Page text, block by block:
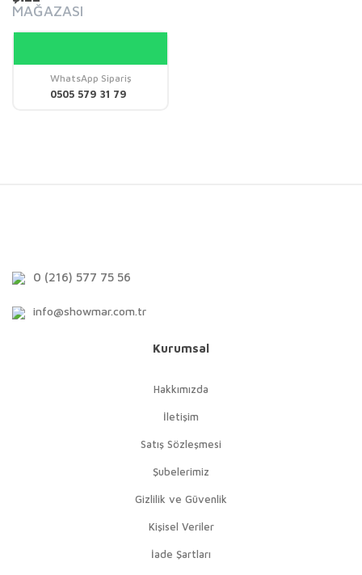
MAĞAZASI
WhatsApp Sipariş
0505 579 31 79
0 (216) 577 75 56
info@showmar.com.tr
Kurumsal
Hakkımızda
İletişim
Satış Sözleşmesi
Şubelerimiz
Gizlilik ve Güvenlik
Kişisel Veriler
İade Şartları